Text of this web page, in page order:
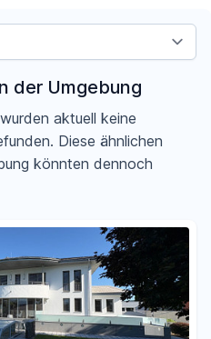
m²
der Umgebung
aktuell keine
Diese ähnlichen
könnten dennoch